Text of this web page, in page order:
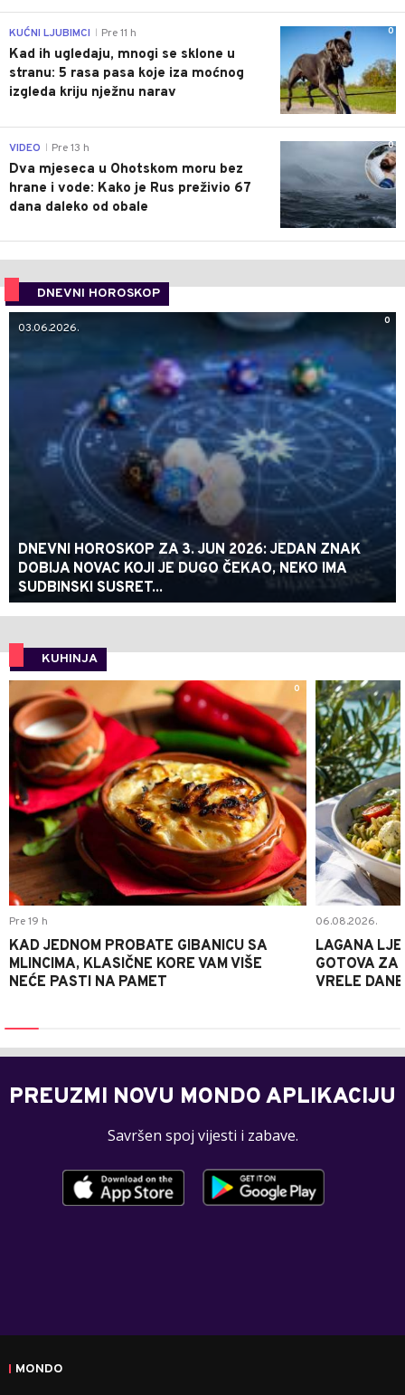
0
KUĆNI LJUBIMCI Pre 11 h
Kad ih ugledaju, mnogi se sklone u
stranu: 5 rasa pasa koje iza moćnog
izgleda kriju nježnu narav
0
VIDEO Pre 13 h
Dva mjeseca u Ohotskom moru bez
hrane i vode: Kako je Rus preživio 67
dana daleko od obale
DNEVNI HOROSKOP
0
03.06.2026.
DNEVNI HOROSKOP ZA 3. JUN 2026: JEDAN ZNAK
DOBIJA NOVAC KOJI JE DUGO ČEKAO, NEKO IMA
SUDBINSKI SUSRET...
KUHINJA
0
Pre 19 h
KAD JEDNOM PROBATE GIBANICU SA
MLINCIMA, KLASIČNE KORE VAM VIŠE
NEĆE PASTI NA PAMET
06.08.2026.
LAGANA
GOTOVA ZA
VRELE DANE
PREUZMI NOVU MONDO APLIKACIJU
Savršen spoj vijesti i zabave.
MONDO